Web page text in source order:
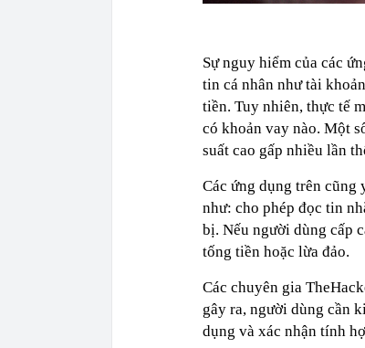
Sự nguy hiểm của các
tin cá nhân như tài
tiền. Tuy nhiên, thực tế
có khoản vay nào. Một
suất cao gấp nhiều lần
Các ứng dụng trên cũng
như: cho phép đọc tin
bị. Nếu người dùng cấp
tống tiền hoặc lừa đảo.
Các chuyên gia
gây ra, người dùng cần
dụng và xác nhận tính